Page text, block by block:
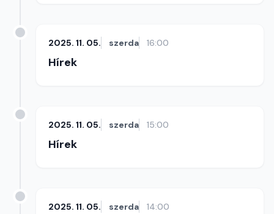
2025. 11. 05. szerda 16:00
Hírek
2025. 11. 05. szerda 15:00
Hírek
2025. 11. 05. szerda 14:00